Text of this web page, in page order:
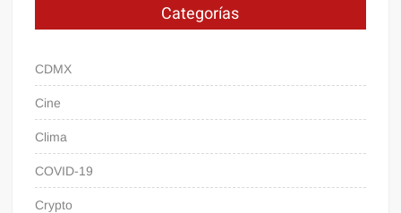
Categorías
CDMX
Cine
Clima
COVID-19
Crypto